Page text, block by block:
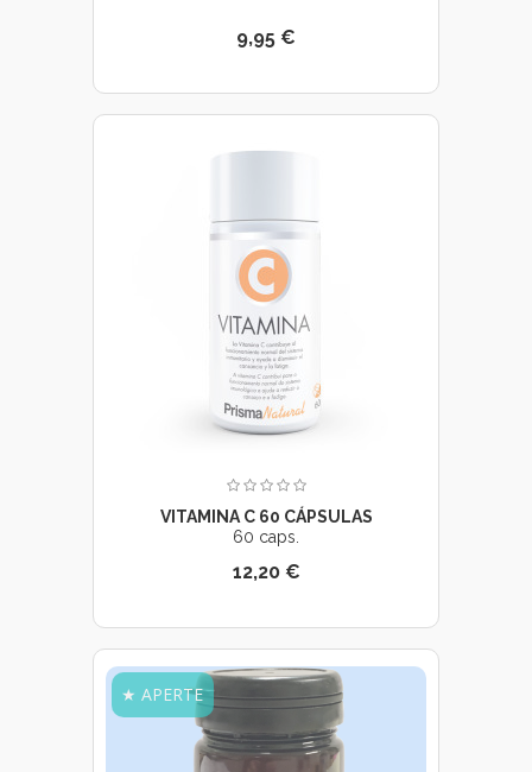
9,95 €
VITAMINA C 60 CÁPSULAS
60 caps.
12,20 €
★ APERTE